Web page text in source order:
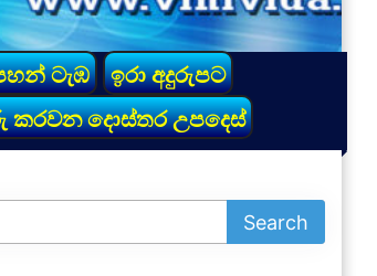
ටැඹ
ඉරා අදුරුපට
කරවන දොස්තර උපදෙස්